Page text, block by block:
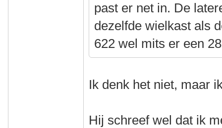
past er net in. De
dezelfde wielkast als
622 wel mits er een
Ik denk het niet, maar
Hij schreef wel dat ik